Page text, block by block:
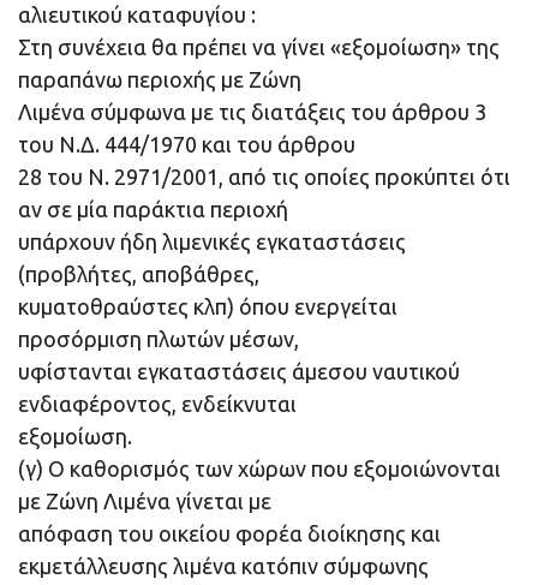
αλιευτικού καταφυγίου :
Στη συνέχεια θα πρέπει να γίνει «εξομοίωση» της
παραπάνω περιοχής με Ζώνη
Λιμένα σύμφωνα με τις διατάξεις του άρθρου 3
του Ν.Δ. 444/1970 και του άρθρου
28 του Ν. 2971/2001, από τις οποίες προκύπτει ότι
αν σε μία παράκτια περιοχή
υπάρχουν ήδη λιμενικές εγκαταστάσεις
(προβλήτες, αποβάθρες,
κυματοθραύστες κλπ) όπου ενεργείται
προσόρμιση πλωτών μέσων,
υφίστανται εγκαταστάσεις άμεσου ναυτικού
ενδιαφέροντος, ενδείκνυται
εξομοίωση.
(γ) Ο καθορισμός των χώρων που εξομοιώνονται
με Ζώνη Λιμένα γίνεται με
απόφαση του οικείου φορέα διοίκησης και
εκμετάλλευσης λιμένα κατόπιν σύμφωνης